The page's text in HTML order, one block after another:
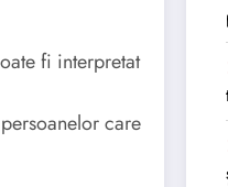
fi interpretat
care